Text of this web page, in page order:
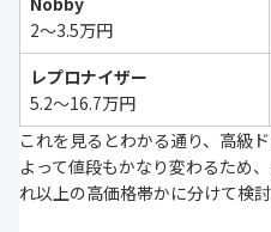
2〜3.5万円
レプロナイザー
5.2〜16.7万円
これを見るとわかる通り、高級
よって値段もかなり変わるため
れ以上の高価格帯かに分けて検